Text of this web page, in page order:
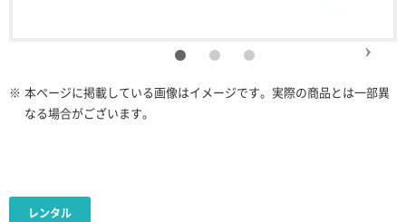
※ 本ページに掲載している画像はイメージです。実際の商品とは一部異
なる場合がございます。